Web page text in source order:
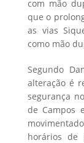
com mão
que o
as vias
como mão
Segundo
alteração é
segurança
de Campos
horários de